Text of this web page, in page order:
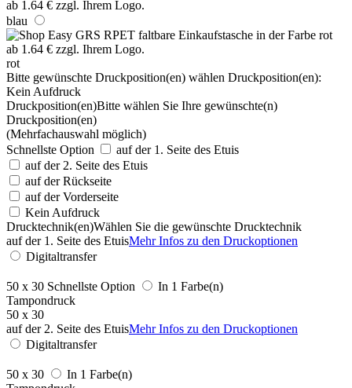
blau
rot
Bitte gewünschte Druckposition(en) wählen Druckposition(en):
Kein Aufdruck
Druckposition(en)Bitte wählen Sie Ihre gewünschte(n)
Druckposition(en)
(Mehrfachauswahl möglich)
Schnellste Option
auf der 1. Seite des Etuis
auf der 2. Seite des Etuis
auf der Rückseite
auf der Vorderseite
Kein Aufdruck
Drucktechnik(en)Wählen Sie die gewünschte Drucktechnik
auf der 1. Seite des EtuisMehr Infos zu den Druckoptionen
Digitaltransfer
50 x 30 Schnellste Option
In 1 Farbe(n)
Tampondruck
50 x 30
auf der 2. Seite des EtuisMehr Infos zu den Druckoptionen
Digitaltransfer
50 x 30
In 1 Farbe(n)